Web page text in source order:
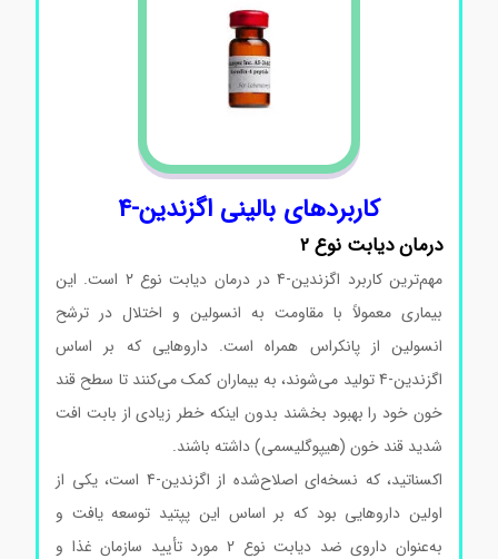
کاربردهای بالینی اگزندین-4
درمان دیابت نوع 2
مهم‌ترین کاربرد اگزندین-4 در درمان دیابت نوع 2 است. این
بیماری معمولاً با مقاومت به انسولین و اختلال در ترشح
انسولین از پانکراس همراه است. داروهایی که بر اساس
اگزندین-4 تولید می‌شوند، به بیماران کمک می‌کنند تا سطح قند
خون خود را بهبود بخشند بدون اینکه خطر زیادی از بابت افت
شدید قند خون (هیپوگلیسمی) داشته باشند.
اکسناتید، که نسخه‌ای اصلاح‌شده از اگزندین-4 است، یکی از
اولین داروهایی بود که بر اساس این پپتید توسعه یافت و
به‌عنوان داروی ضد دیابت نوع 2 مورد تأیید سازمان غذا و